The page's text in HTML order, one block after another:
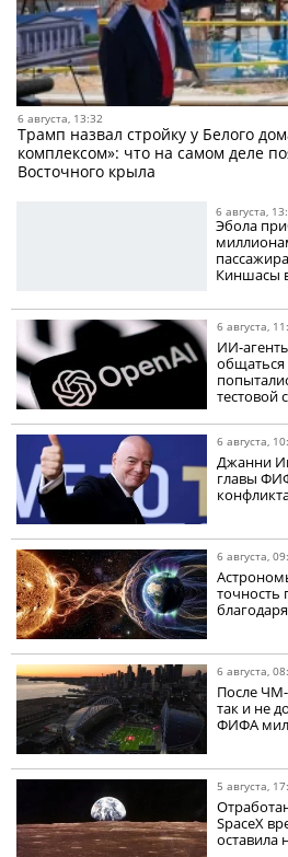
6 августа, 13:32
Трамп назвал стройку у Белого
комплексом»: что на самом деле
Восточного крыла
6 августа,
Эбола
Киншасы
6 августа,
ИИ-
общаться
тестовой
6 августа,
Джанни
главы
6 августа,
точность
6 августа,
После
так и не
ФИФА
5 августа,
SpaceX
оставила